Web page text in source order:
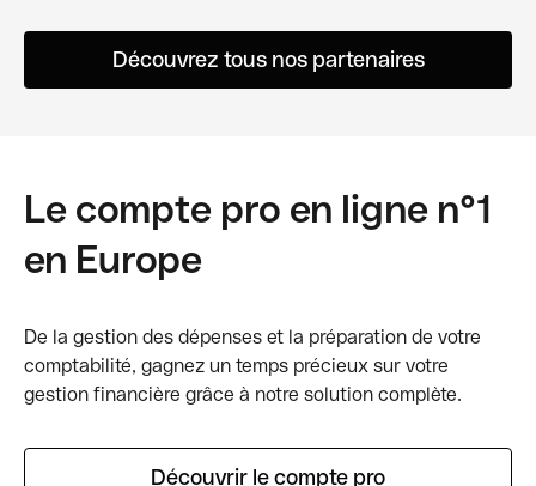
Découvrez tous nos partenaires
Le compte pro en ligne n°1
en Europe
De la gestion des dépenses et la préparation de votre
comptabilité, gagnez un temps précieux sur votre
gestion financière grâce à notre solution complète.
Découvrir le compte pro